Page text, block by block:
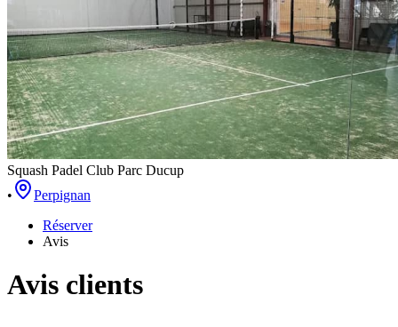
Squash Padel Club Parc Ducup
•
Perpignan
Réserver
Avis
Avis clients